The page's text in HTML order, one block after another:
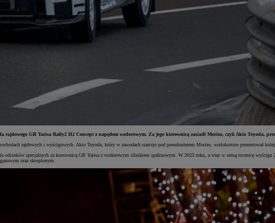
rajdowego GR Yarisa Rally2 H2 Concept z napędem wodorowym. Za jego kierownicą zasiadł Morizo, czyli Akio Toyoda,
rajdowych i wyścigowych. Akio Toyoda, który w zawodach startuje pod pseudonimem Morizo, wielokrotnie prezentował
odcinków specjalnych za kierownicą GR Yarisa z wodorowym silnikiem spalinowym. W 2023 roku, a więc w setną rocznicę
oraz skroplonym.